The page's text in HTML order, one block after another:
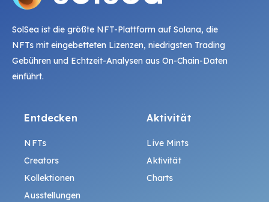
SolSea ist die größte NFT-Plattform auf Solana, die
NFTs mit eingebetteten Lizenzen, niedrigsten Trading
Gebühren und Echtzeit-Analysen aus On-Chain-Daten
einführt.
Entdecken
NFTs
Creators
Kollektionen
Ausstellungen
Aktivität
Live Mints
Aktivität
Charts